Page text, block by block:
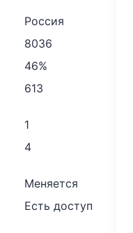
Россия
8036
46%
613
1
4
Меняется
Есть доступ